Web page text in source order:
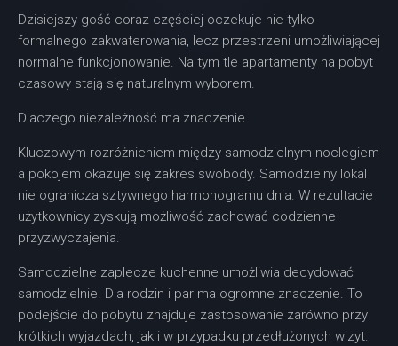
Dzisiejszy gość coraz częściej oczekuje nie tylko
formalnego zakwaterowania, lecz przestrzeni umożliwiającej
normalne funkcjonowanie. Na tym tle apartamenty na pobyt
czasowy stają się naturalnym wyborem.
Dlaczego niezależność ma znaczenie
Kluczowym rozróżnieniem między samodzielnym noclegiem
a pokojem okazuje się zakres swobody. Samodzielny lokal
nie ogranicza sztywnego harmonogramu dnia. W rezultacie
użytkownicy zyskują możliwość zachować codzienne
przyzwyczajenia.
Samodzielne zaplecze kuchenne umożliwia decydować
samodzielnie. Dla rodzin i par ma ogromne znaczenie. To
podejście do pobytu znajduje zastosowanie zarówno przy
krótkich wyjazdach, jak i w przypadku przedłużonych wizyt.